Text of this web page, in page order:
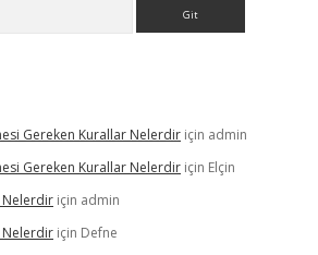
Gereken Kurallar Nelerdir için admin
Gereken Kurallar Nelerdir için Elçin
Nelerdir için admin
Nelerdir için Defne